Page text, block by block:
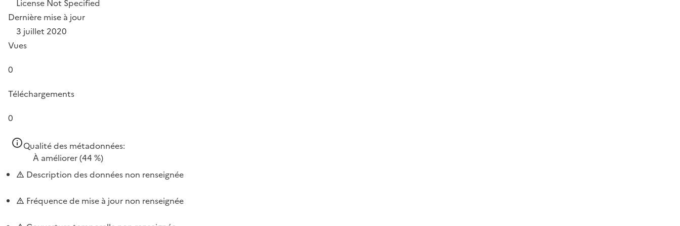
License Not Specified
Dernière mise à jour
3 juillet 2020
Vues
0
Téléchargements
0
Qualité des métadonnées:
À améliorer(44 %)
Description des données non renseignée
Fréquence de mise à jour non renseignée